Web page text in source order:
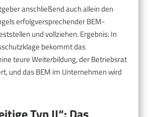
anschließend auch allein den
erfolgversprechender BEM-
und vollziehen. Ergebnis: In
bekommt das
teure Weiterbildung, der Betriebsrat
und das BEM im Unternehmen wird